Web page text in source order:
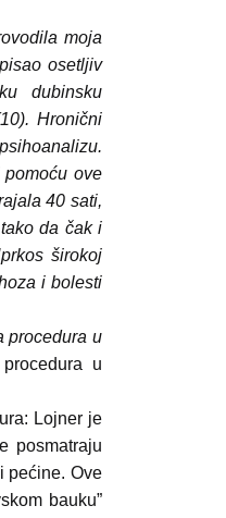
moja
osetljiv
dubinsku
Hronični
ove
40 sati,
da čak i
širokoj
i bolesti
procedura u
u
Lojner je
posmatraju
pećine. Ove
bauku”